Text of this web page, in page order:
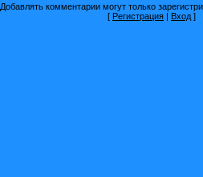
Добавлять комментарии могут только
[ Регистрация | Вход ]